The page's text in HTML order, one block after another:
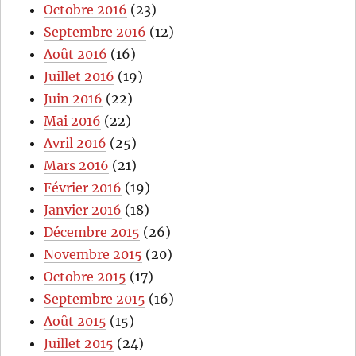
Octobre 2016 (23)
Septembre 2016 (12)
Août 2016 (16)
Juillet 2016 (19)
Juin 2016 (22)
Mai 2016 (22)
Avril 2016 (25)
Mars 2016 (21)
Février 2016 (19)
Janvier 2016 (18)
Décembre 2015 (26)
Novembre 2015 (20)
Octobre 2015 (17)
Septembre 2015 (16)
Août 2015 (15)
Juillet 2015 (24)